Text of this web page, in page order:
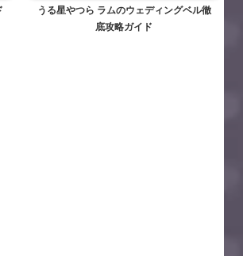
うる星やつら ラムのウェディングベル徹
底攻略ガイド